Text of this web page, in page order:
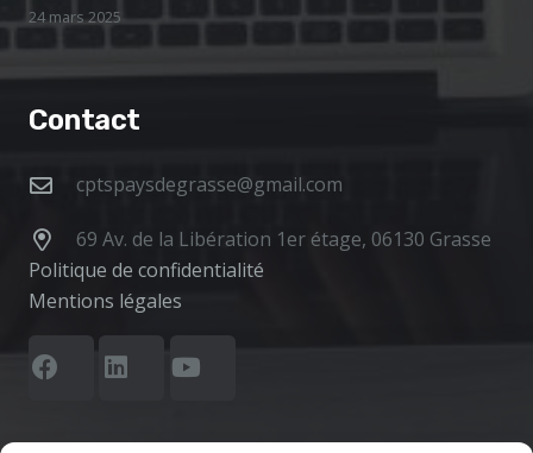
24 mars 2025
Contact
cptspaysdegrasse@gmail.com
69 Av. de la Libération 1er étage, 06130 Grasse
Politique de confidentialité
Mentions légales